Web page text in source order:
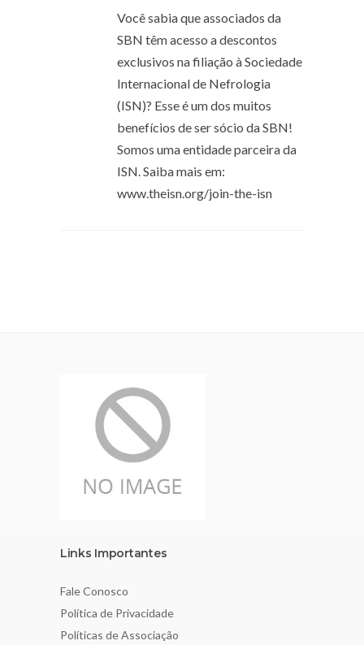
Você sabia que associados da
SBN têm acesso a descontos
exclusivos na filiação à Sociedade
Internacional de Nefrologia
(ISN)? Esse é um dos muitos
benefícios de ser sócio da SBN!
Somos uma entidade parceira da
ISN. Saiba mais em:
www.theisn.org/join-the-isn
Links Importantes
Fale Conosco
Política de Privacidade
Políticas de Associação